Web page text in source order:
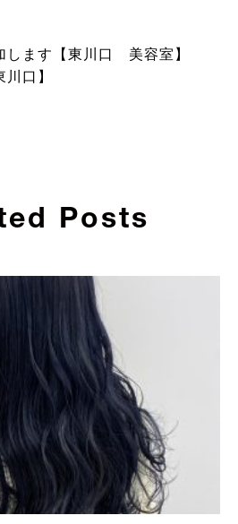
します【東川口 美容室】
口】
Posts